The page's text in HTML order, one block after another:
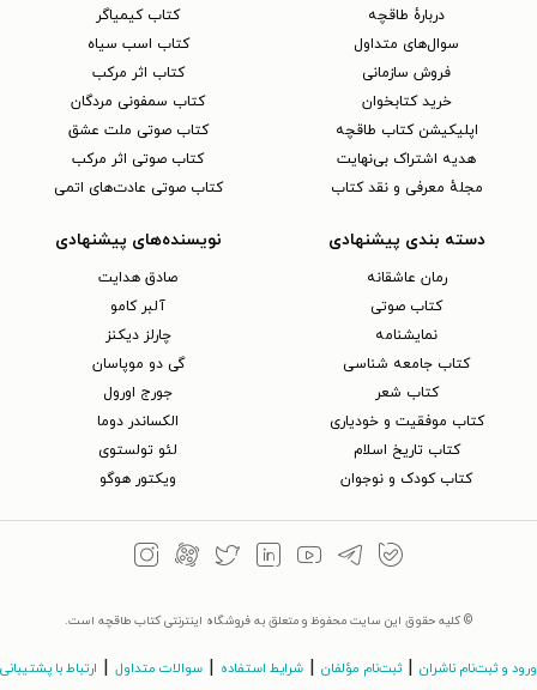
دربارهٔ طاقچه
سوال‌های متداول
فروش سازمانی
خرید کتابخوان
اپلیکیشن کتاب طاقچه
هدیه اشتراک بی‌نهایت
مجلهٔ معرفی و نقد کتاب
کتاب کیمیاگر
کتاب اسب سیاه
کتاب اثر مرکب
کتاب سمفونی مردگان
کتاب صوتی ملت عشق
کتاب صوتی اثر مرکب
کتاب صوتی عادت‌های اتمی
دسته بندی پیشنهادی
رمان عاشقانه
کتاب‌ صوتی
نمایشنامه
کتاب جامعه شناسی
کتاب شعر
کتاب موفقیت و خودیاری
کتاب تاریخ اسلام
کتاب کودک و نوجوان
نویسنده‌های پیشنهادی
صادق هدایت
آلبر کامو
چارلز دیکنز
گی دو موپاسان
جورج اورول
الکساندر دوما
لئو تولستوی
ویکتور هوگو
© کلیه حقوق این سایت محفوظ و متعلق به فروشگاه اینترنتی کتاب طاقچه است.
ورود و ثبت‌نام ناشران ثبت‌نام مؤلفان شرایط استفاده سوالات متداول ارتباط با پشتیبانی